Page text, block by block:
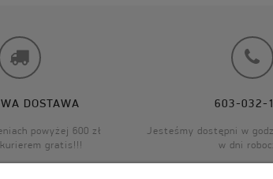
DOSTAWA
powyżej 600 zł
gratis!!!
603-032-
Jesteśmy dostępni w
w dni